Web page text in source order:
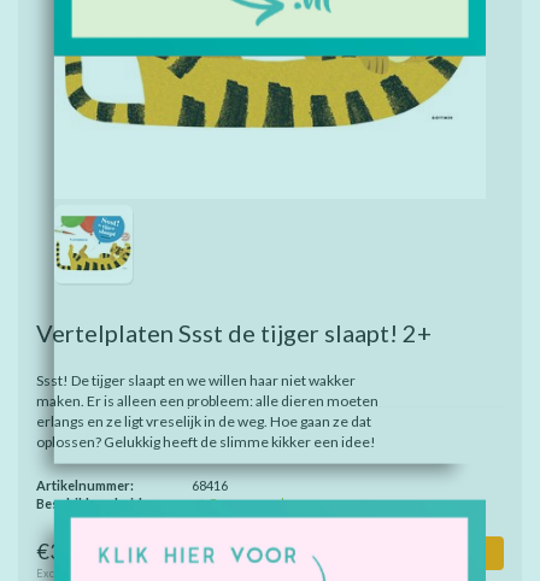
Vertelplaten Ssst de tijger slaapt! 2+
Ssst! De tijger slaapt en we willen haar niet wakker
maken. Er is alleen een probleem: alle dieren moeten
erlangs en ze ligt vreselijk in de weg. Hoe gaan ze dat
oplossen? Gelukkig heeft de slimme kikker een idee!
Artikelnummer:
68416
Beschikbaarheid:
Op voorraad
€30,25
Excl. btw
Toevoegen aan winkelwagen